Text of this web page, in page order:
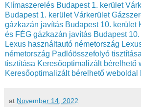
Klímaszerelés Budapest 1. kerület
Budapest 1. kerület Várkerület
gázkazán javítás Budapest 10. kerület
és FÉG gázkazán javítás Budapest
Lexus használtautó németország
németország Padlóösszefolyó tisztítása
tisztítása Keresőoptimalizált bérelhető
Keresőoptimalizált bérelhető weboldal
at November 14, 2022